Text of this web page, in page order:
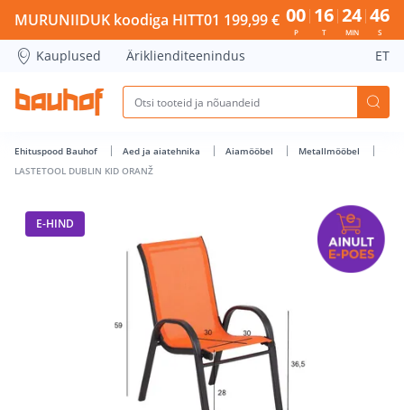
LASTETOOL DUBLIN KID ORANŽ - Bauhof has loaded
MURUNIIDUK koodiga HITT01 199,99 € 00
P
16
T
24
MIN
45
S
Kauplused Äriklienditeenindus ET
Ehituspood Bauhof Aed ja aiatehnika Aiamööbel
Metallmööbel
LASTETOOL DUBLIN KID ORANŽ
E-HIND